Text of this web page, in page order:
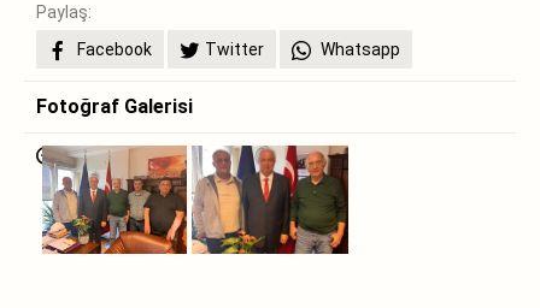
Paylaş:
Facebook
Twitter Whatsapp
Fotoğraf Galerisi